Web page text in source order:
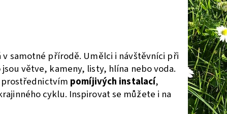
samotné přírodě. Umělci i návštěvníci při
větve, kameny, listy, hlína nebo voda.
pomíjivých instalací,
cyklu. Inspirovat se můžete i na